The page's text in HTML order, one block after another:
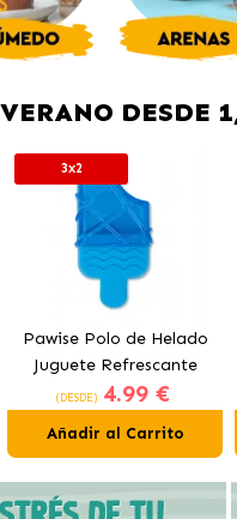
DESDE
3x2
Pawise Polo de Helado
Juguete Refrescante
para Perros
(DESDE) 4.99 €
Añadir al Carrito